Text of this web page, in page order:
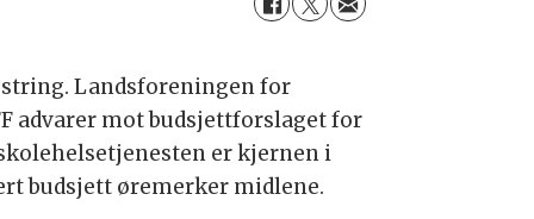
Landsforeningen for
advarer mot budsjettforslaget for
er kjernen i
budsjett øremerker midlene.